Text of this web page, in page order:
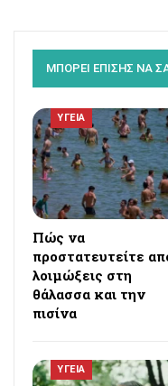
ΜΠΟΡΕΙ ΕΠΙΣΗΣ ΝΑ
ΥΓΕΙΑ
Πώς να
προστατευτείτε
λοιμώξεις στη
θάλασσα και την
πισίνα
ΥΓΕΙΑ